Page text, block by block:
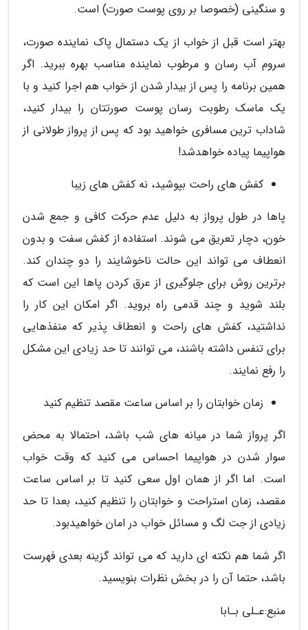
و سنگینی (خصوصا بر روی پوست صورت) است.
بهتر است قبل از خواب از یک دستمال پاک نماینده صورت،
سروم آب رسان و مرطوب نماینده مناسب بهره ببرید. اگر
همین برنامه را پس از بیدار شدن از خواب هم اجرا کنید و با
یک ماسک رطوبت رسان پوست صورتتان را بیدار کنید،
شاداب ترین مسافری خواهید بود که پس از پرواز طولانی از
هواپیما پیاده خواهدشد!
کفش های راحت بپوشید، نه کفش های زیبا
پاها در طول پرواز به دلیل عدم حرکت کافی و جمع شدن
خون، دچار تعریق می شوند. استفاده از کفش سفت و بدون
انعطاف می تواند این حالت ناخوشایند را دو چندان کند.
برترین روش برای جلوگیری از عرق کردن پاها این است که
بلند شوید و چند قدمی راه بروید. اگر امکان این کار را
نداشتید، کفش های راحت و انعطاف پذیر که منفذهایی
برای تنفس داشته باشند، می توانند تا حد زیادی این مشکل
را رفع نمایند.
زمان خوابتان را بر اساس ساعت مقصد تنظیم کنید
اگر پرواز شما در میانه های شب باشد، احتمالا به محض
سوار شدن در هواپیما احساس می کنید که وقت خواب
است. اما اگر از همان اول سعی کنید تا بر اساس ساعت
مقصد، زمان استراحت و خوابتان را تنظیم کنید، بعدا تا حد
زیادی از جت لگ و مسائل خواب در امان خواهیدبود.
اگر شما هم نکته ای دارید که می تواند گزینه بعدی فهرست
باشد، حتما آن را در بخش نظرات بنویسید.
منبع:عـلی بـابا